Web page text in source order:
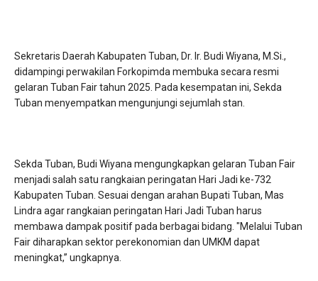
Sekretaris Daerah Kabupaten Tuban, Dr. Ir. Budi Wiyana, M.Si.,
didampingi perwakilan Forkopimda membuka secara resmi
gelaran Tuban Fair tahun 2025. Pada kesempatan ini, Sekda
Tuban menyempatkan mengunjungi sejumlah stan.
Sekda Tuban, Budi Wiyana mengungkapkan gelaran Tuban Fair
menjadi salah satu rangkaian peringatan Hari Jadi ke-732
Kabupaten Tuban. Sesuai dengan arahan Bupati Tuban, Mas
Lindra agar rangkaian peringatan Hari Jadi Tuban harus
membawa dampak positif pada berbagai bidang. "Melalui Tuban
Fair diharapkan sektor perekonomian dan UMKM dapat
meningkat,” ungkapnya.